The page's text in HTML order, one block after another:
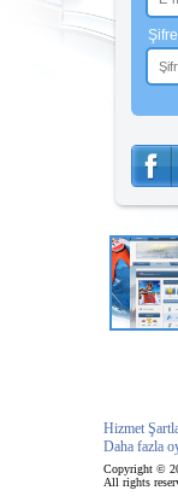
Hizmet
Daha fazla
Copyright ©
All rights